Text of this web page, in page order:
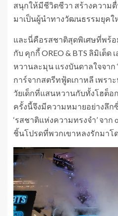
สนุกให้มีชีวิตชีวา สร้างความ
มาเป็นผู้นำทางวัฒนธรรมยุคใ
และนี่คือรสชาติสุดพิเศษที่พร้
กับ คุกกี้ OREO & BTS ลิมิเต็
หวานละมุน แรงบันดาลใจจาก
การ์จากสตรีทฟู้ดเกาหลี เพรา
วัยเด็กที่แสนหวานกับทั้งโฮต็อ
ครั้งนี้จึงมีความหมายอย่างลึกซึ้
‘รสชาติแห่งความทรงจำ’ จาก
ชิ้นโปรดที่พวกเขาหลงรักมาโ